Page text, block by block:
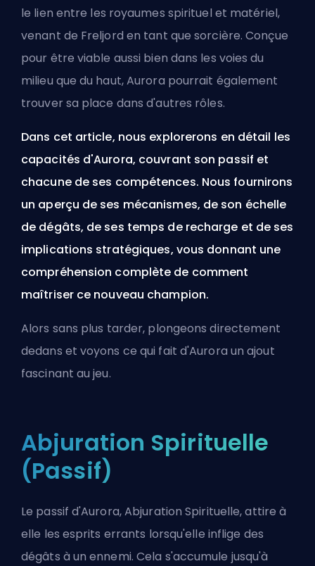
le lien entre les royaumes spirituel et matériel,
venant de Freljord en tant que sorcière. Conçue
pour être viable aussi bien dans les voies du
milieu que du haut, Aurora pourrait également
trouver sa place dans d'autres rôles.
Dans cet article, nous explorerons en détail les
capacités d'Aurora, couvrant son passif et
chacune de ses compétences. Nous fournirons
un aperçu de ses mécanismes, de son échelle
de dégâts, de ses temps de recharge et de ses
implications stratégiques, vous donnant une
compréhension complète de comment
maîtriser ce nouveau champion.
Alors sans plus tarder, plongeons directement
dedans et voyons ce qui fait d'Aurora un ajout
fascinant au jeu.
Abjuration Spirituelle
(Passif)
Le passif d'Aurora, Abjuration Spirituelle, attire à
elle les esprits errants lorsqu'elle inflige des
dégâts à un ennemi. Cela s'accumule jusqu'à